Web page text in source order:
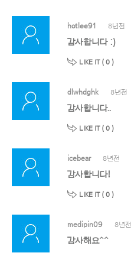
hotlee91 8년전
감사합니다 :)
LIKE IT ( 0 )
dlwhdghk 8년전
감사합니다..
LIKE IT ( 0 )
icebear 8년전
감사합니다!
LIKE IT ( 0 )
medipin09 8년전
감사해요^^